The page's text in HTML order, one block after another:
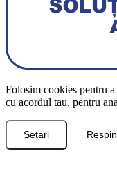
Folosim cookies pentru
cu acordul tau, pentru
Setari